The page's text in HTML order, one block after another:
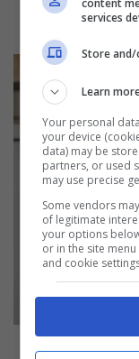
services
Store
Learn
Your personal
your device
data) may be
partners, or used
may use precise
Some vendors
of legitimate
your options
or in the site
and cookie